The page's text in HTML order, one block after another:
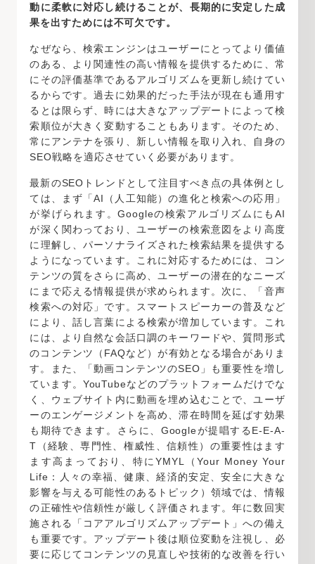
動に柔軟に対応し続けることが、長期的に安定した成
果を出すためには不可欠です。
なぜなら、検索エンジンはユーザーにとってより価値
のある、より関連性の高い情報を提供するために、常
にその評価基準であるアルゴリズムを更新し続けてい
るからです。過去に効果的だった手法が現在も通用す
るとは限らず、時には大きなアップデートによって検
索順位が大きく変動することもあります。そのため、
常にアンテナを張り、新しい情報を取り入れ、自身の
SEO戦略を適応させていく必要があります。
最新のSEOトレンドとして注目すべき点の具体例とし
ては、まず「AI（人工知能）の進化と検索への応用」
が挙げられます。Googleの検索アルゴリズムにもAI
が深く関わっており、ユーザーの検索意図をより高度
に理解し、パーソナライズされた検索結果を提供する
ようになっています。これに対応するためには、コン
テンツの質をさらに高め、ユーザーの潜在的なニーズ
にまで応える情報提供が求められます。次に、「音声
検索への対応」です。スマートスピーカーの普及など
により、話し言葉による検索が増加しています。これ
には、より自然な会話口調のキーワードや、質問形式
のコンテンツ（FAQなど）が有効となる場合がありま
す。また、「動画コンテンツのSEO」も重要性を増し
ています。YouTubeなどのプラットフォームだけでな
く、ウェブサイト内に動画を埋め込むことで、ユーザ
ーのエンゲージメントを高め、滞在時間を延ばす効果
も期待できます。さらに、Googleが提唱するE-E-A-
T（経験、専門性、権威性、信頼性）の重要性はます
ます高まっており、特にYMYL（Your Money Your
Life：人々の幸福、健康、経済的安定、安全に大きな
影響を与える可能性のあるトピック）領域では、情報
の正確性や信頼性が厳しく評価されます。年に数回実
施される「コアアルゴリズムアップデート」への備え
も重要です。アップデート後は順位変動を注視し、必
要に応じてコンテンツの見直しや技術的な改善を行い